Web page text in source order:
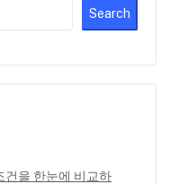
Search
건을 한눈에 비교하